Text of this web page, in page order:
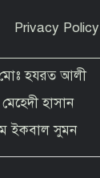
কলেজের ১৩
গৌরব অর্জন
গণমাধ্যম
হবে : স্থানীয়
Privacy Policy
হযরত আলী
হাসান
ইকবাল সুমন